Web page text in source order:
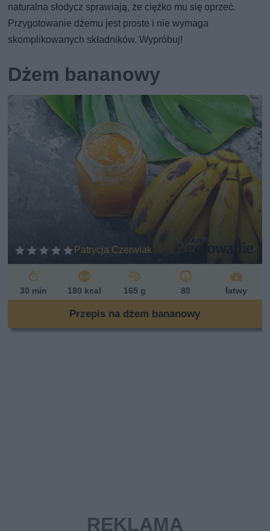
naturalna słodycz sprawiają, że ciężko mu się oprzeć.
Przygotowanie dżemu jest proste i nie wymaga
skomplikowanych składników. Wypróbuj!
Dżem bananowy
Patrycja Czerwiak
30 min 180 kcal 165 g 80 łatwy
Przepis na dżem bananowy